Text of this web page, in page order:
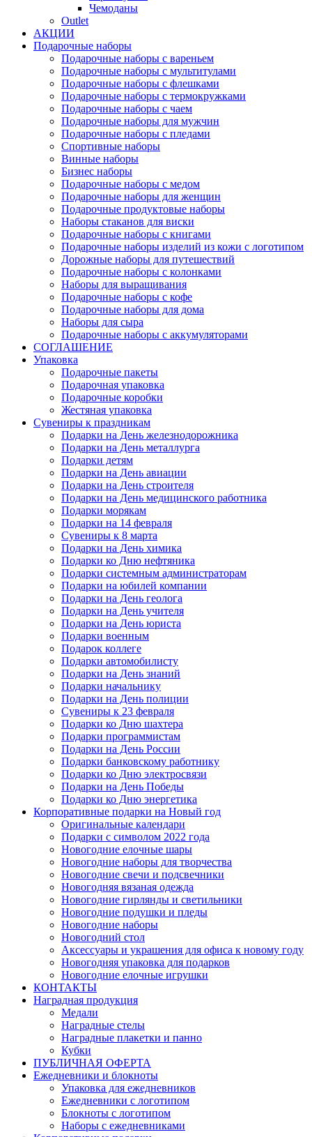
Чемоданы
Outlet
АКЦИИ
Подарочные наборы
Подарочные наборы с вареньем
Подарочные наборы с мультитулами
Подарочные наборы с флешками
Подарочные наборы с термокружками
Подарочные наборы с чаем
Подарочные наборы для мужчин
Подарочные наборы с пледами
Спортивные наборы
Винные наборы
Бизнес наборы
Подарочные наборы с медом
Подарочные наборы для женщин
Подарочные продуктовые наборы
Наборы стаканов для виски
Подарочные наборы с книгами
Подарочные наборы изделий из кожи с логотипом
Дорожные наборы для путешествий
Подарочные наборы с колонками
Наборы для выращивания
Подарочные наборы с кофе
Подарочные наборы для дома
Наборы для сыра
Подарочные наборы с аккумуляторами
СОГЛАШЕНИЕ
Упаковка
Подарочные пакеты
Подарочная упаковка
Подарочные коробки
Жестяная упаковка
Сувениры к праздникам
Подарки на День железнодорожника
Подарки на День металлурга
Подарки детям
Подарки на День авиации
Подарки на День строителя
Подарки на День медицинского работника
Подарки морякам
Подарки на 14 февраля
Сувениры к 8 марта
Подарки на День химика
Подарки ко Дню нефтяника
Подарки системным администраторам
Подарки на юбилей компании
Подарки на День геолога
Подарки на День учителя
Подарки на День юриста
Подарки военным
Подарок коллеге
Подарки автомобилисту
Подарки на День знаний
Подарки начальнику
Подарки на День полиции
Сувениры к 23 февраля
Подарки ко Дню шахтера
Подарки программистам
Подарки на День России
Подарки банковскому работнику
Подарки ко Дню электросвязи
Подарки на День Победы
Подарки ко Дню энергетика
Корпоративные подарки на Новый год
Оригинальные календари
Подарки с символом 2022 года
Новогодние елочные шары
Новогодние наборы для творчества
Новогодние свечи и подсвечники
Новогодняя вязаная одежда
Новогодние гирлянды и светильники
Новогодние подушки и пледы
Новогодние наборы
Новогодний стол
Аксессуары и украшения для офиса к новому году
Новогодняя упаковка для подарков
Новогодние елочные игрушки
КОНТАКТЫ
Наградная продукция
Медали
Наградные стелы
Наградные плакетки и панно
Кубки
ПУБЛИЧНАЯ ОФЕРТА
Ежедневники и блокноты
Упаковка для ежедневников
Ежедневники с логотипом
Блокноты с логотипом
Наборы с ежедневниками